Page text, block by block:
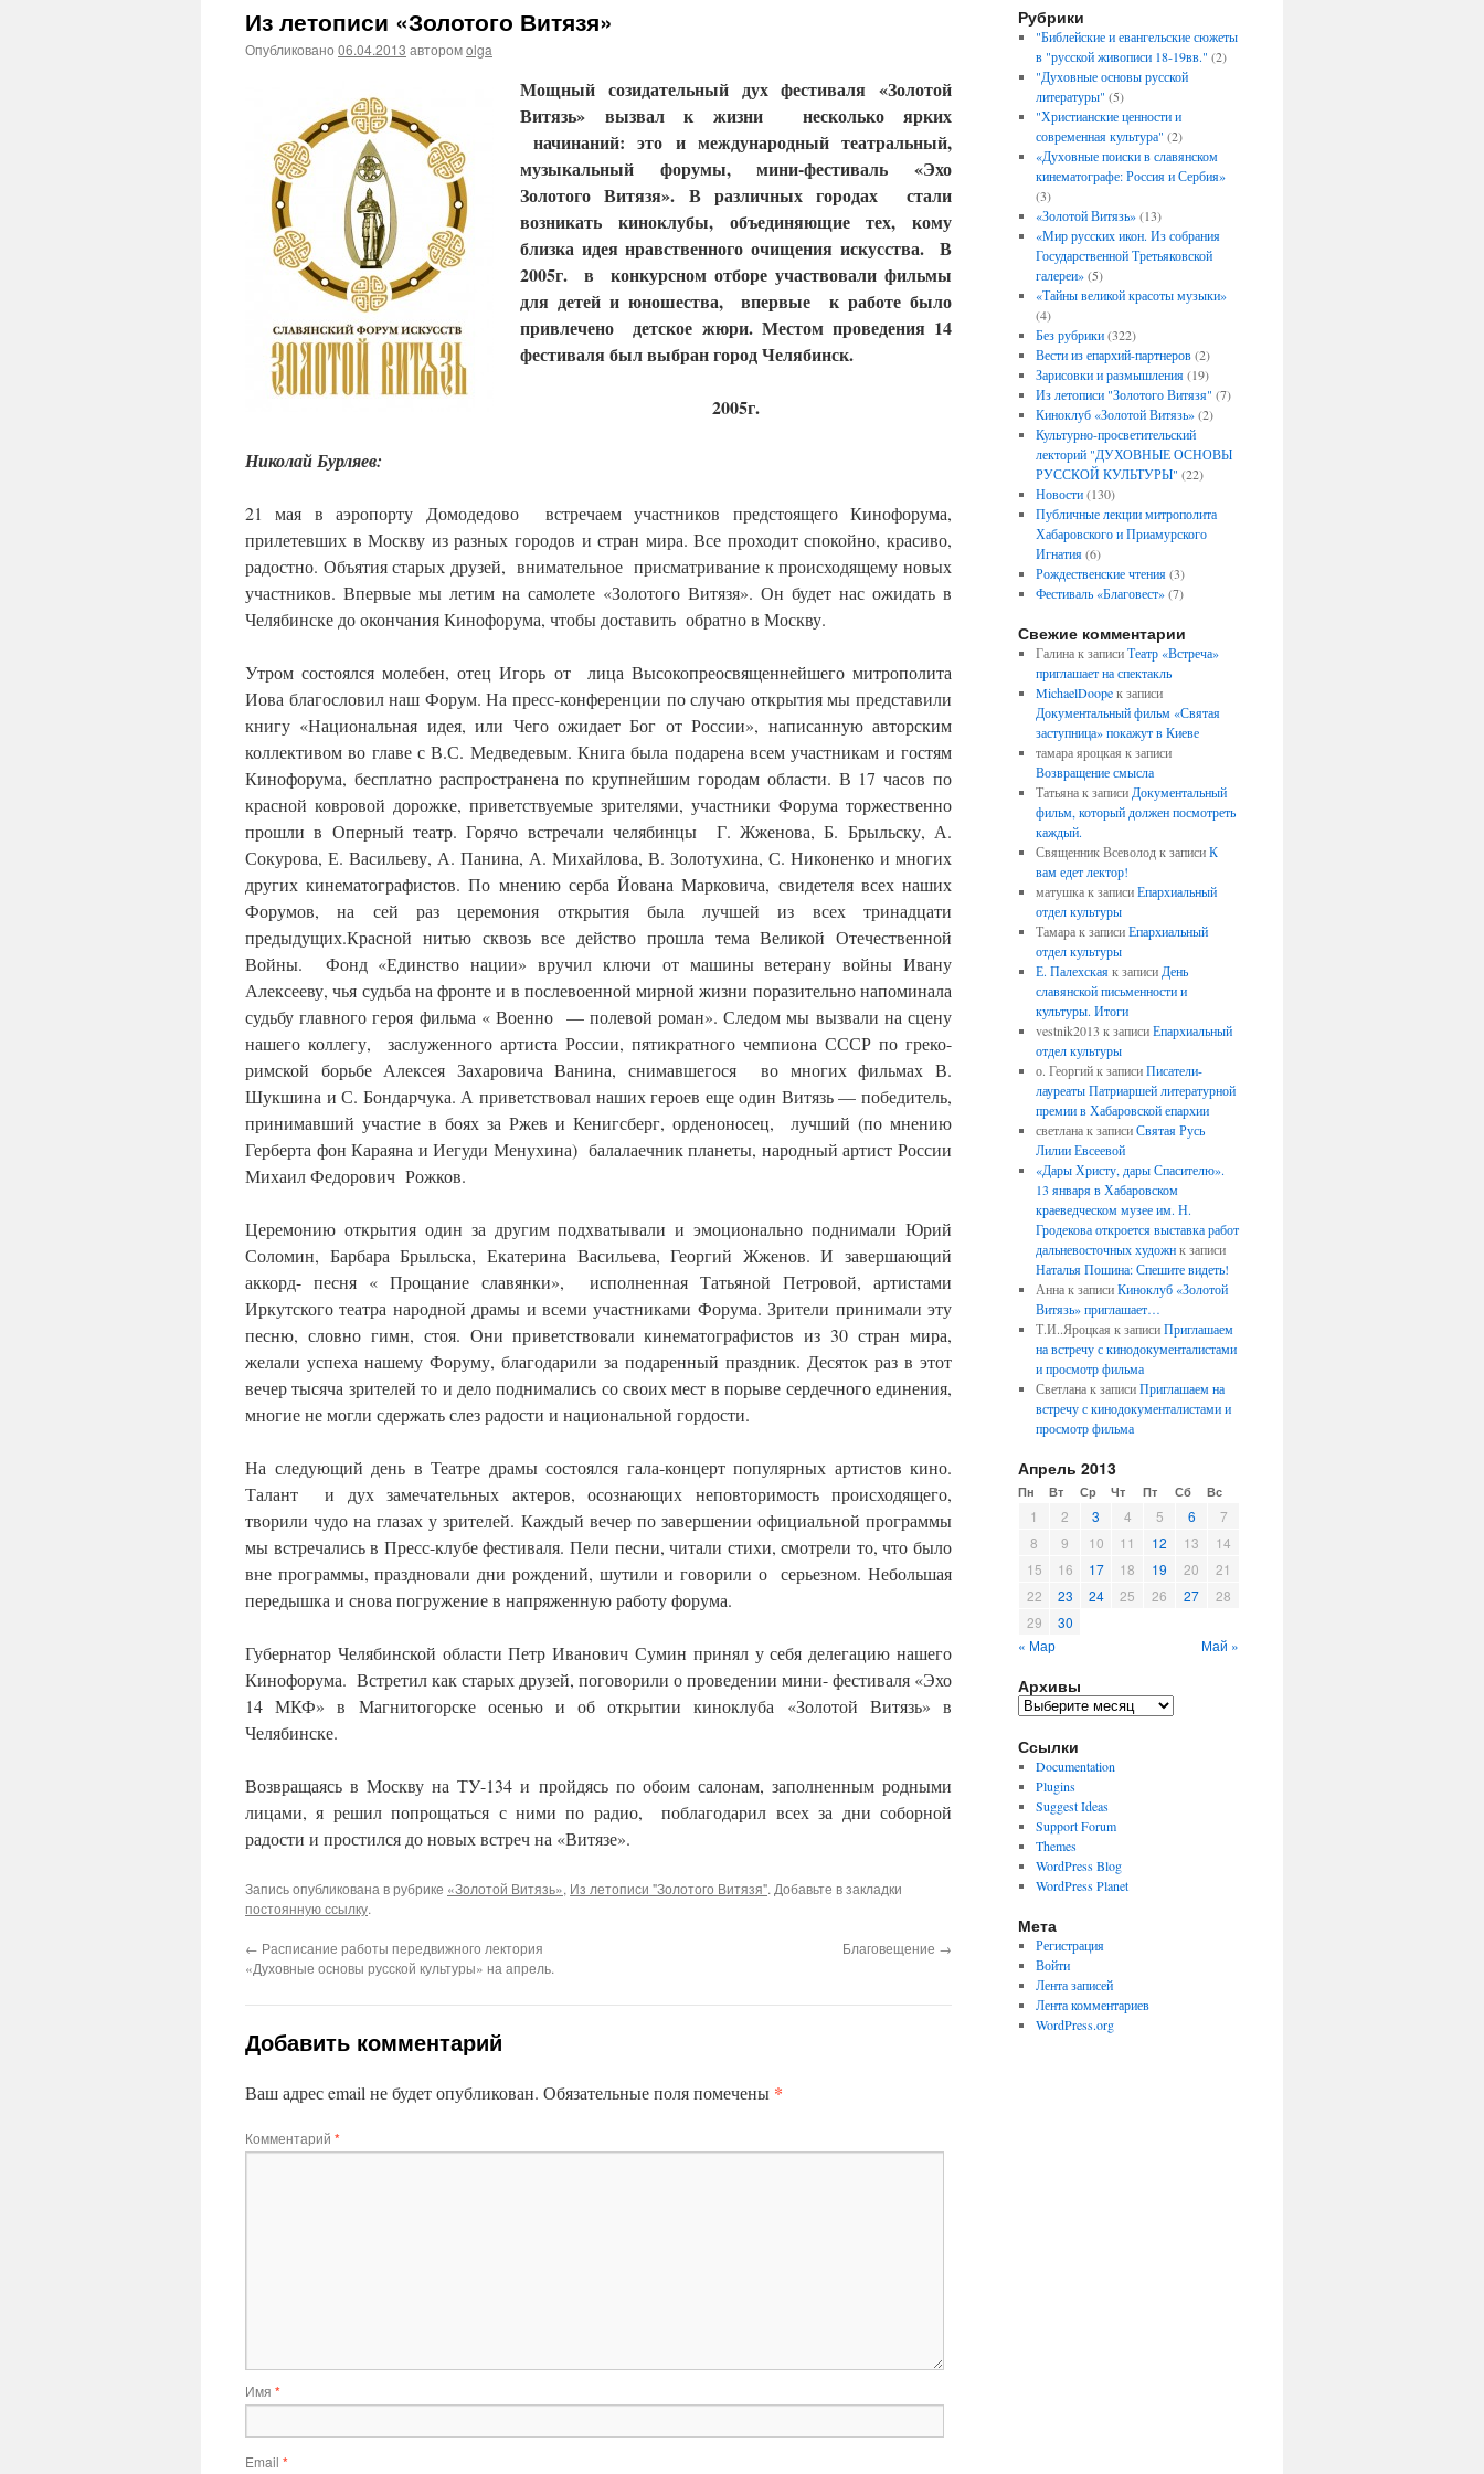
Из летописи «Золотого Витязя»
Опубликовано 06.04.2013 авторомolga
Мощный созидательный дух фестиваля «Золотой
Витязь» вызвал к жизни несколько ярких
начинаний: это и международный театральный,
музыкальный форумы, мини-фестиваль «Эхо
Золотого Витязя». В различных городах стали
возникать киноклубы, объединяющие тех, кому
близка идея нравственного очищения искусства. В
2005г. в конкурсном отборе участвовали фильмы
для детей и юношества, впервые к работе было
привлечено детское жюри. Местом проведения 14
фестиваля был выбран город Челябинск.
2005г.
Николай Бурляев:
21 мая в аэропорту Домодедово встречаем участников предстоящего Кинофорума,
прилетевших в Москву из разных городов и стран мира. Все проходит спокойно, красиво,
радостно. Объятия старых друзей, внимательное присматривание к происходящему новых
участников. Впервые мы летим на самолете «Золотого Витязя». Он будет нас ожидать в
Челябинске до окончания Кинофорума, чтобы доставить обратно в Москву.
Утром состоялся молебен, отец Игорь от лица Высокопреосвященнейшего митрополита
Иова благословил наш Форум. На пресс-конференции по случаю открытия мы представили
книгу «Национальная идея, или Чего ожидает Бог от России», написанную авторским
коллективом во главе с В.С. Медведевым. Книга была подарена всем участникам и гостям
Кинофорума, бесплатно распространена по крупнейшим городам области. В 17 часов по
красной ковровой дорожке, приветствуемые зрителями, участники Форума торжественно
прошли в Оперный театр. Горячо встречали челябинцы Г. Жженова, Б. Брыльску, А.
Сокурова, Е. Васильеву, А. Панина, А. Михайлова, В. Золотухина, С. Никоненко и многих
других кинематографистов. По мнению серба Йована Марковича, свидетеля всех наших
Форумов, на сей раз церемония открытия была лучшей из всех тринадцати
предыдущих.Красной нитью сквозь все действо прошла тема Великой Отечественной
Войны. Фонд «Единство нации» вручил ключи от машины ветерану войны Ивану
Алексееву, чья судьба на фронте и в послевоенной мирной жизни поразительно напоминала
судьбу главного героя фильма « Военно — полевой роман». Следом мы вызвали на сцену
нашего коллегу, заслуженного артиста России, пятикратного чемпиона СССР по греко-
римской борьбе Алексея Захаровича Ванина, снимавшегося во многих фильмах В.
Шукшина и С. Бондарчука. А приветствовал наших героев еще один Витязь — победитель,
принимавший участие в боях за Ржев и Кенигсберг, орденоносец, лучший (по мнению
Герберта фон Караяна и Иегуди Менухина) балалаечник планеты, народный артист России
Михаил Федорович Рожков.
Церемонию открытия один за другим подхватывали и эмоционально поднимали Юрий
Соломин, Барбара Брыльска, Екатерина Васильева, Георгий Жженов. И завершающий
аккорд- песня « Прощание славянки», исполненная Татьяной Петровой, артистами
Иркутского театра народной драмы и всеми участниками Форума. Зрители принимали эту
песню, словно гимн, стоя. Они приветствовали кинематографистов из 30 стран мира,
желали успеха нашему Форуму, благодарили за подаренный праздник. Десяток раз в этот
вечер тысяча зрителей то и дело поднимались со своих мест в порыве сердечного единения,
многие не могли сдержать слез радости и национальной гордости.
На следующий день в Театре драмы состоялся гала-концерт популярных артистов кино.
Талант и дух замечательных актеров, осознающих неповторимость происходящего,
творили чудо на глазах у зрителей. Каждый вечер по завершении официальной программы
мы встречались в Пресс-клубе фестиваля. Пели песни, читали стихи, смотрели то, что было
вне программы, праздновали дни рождений, шутили и говорили о серьезном. Небольшая
передышка и снова погружение в напряженную работу форума.
Губернатор Челябинской области Петр Иванович Сумин принял у себя делегацию нашего
Кинофорума. Встретил как старых друзей, поговорили о проведении мини- фестиваля «Эхо
14 МКФ» в Магнитогорске осенью и об открытии киноклуба «Золотой Витязь» в
Челябинске.
Возвращаясь в Москву на ТУ-134 и пройдясь по обоим салонам, заполненным родными
лицами, я решил попрощаться с ними по радио, поблагодарил всех за дни соборной
радости и простился до новых встреч на «Витязе».
Запись опубликована в рубрике «Золотой Витязь», Из летописи "Золотого Витязя". Добавьте в закладки
постоянную ссылку.
← Расписание работы передвижного лектория
«Духовные основы русской культуры» на апрель.
Благовещение →
Добавить комментарий
Ваш адрес email не будет опубликован. Обязательные поля помечены *
Комментарий *
Имя *
Email *
Рубрики
"Библейские и евангельские сюжеты
в "русской живописи 18-19вв." (2)
"Духовные основы русской
литературы" (5)
"Христианские ценности и
современная культура" (2)
«Духовные поиски в славянском
кинематографе: Россия и Сербия»
(3)
«Золотой Витязь»(13)
«Мир русских икон. Из собрания
Государственной Третьяковской
галереи»(5)
«Тайны великой красоты музыки»
(4)
Без рубрики(322)
Вести из епархий-партнеров(2)
Зарисовки и размышления(19)
Из летописи "Золотого Витязя" (7)
Киноклуб «Золотой Витязь»(2)
Культурно-просветительский
лекторий "ДУХОВНЫЕ ОСНОВЫ
РУССКОЙ КУЛЬТУРЫ" (22)
Новости(130)
Публичные лекции митрополита
Хабаровского и Приамурского
Игнатия(6)
Рождественские чтения(3)
Фестиваль «Благовест»(7)
Свежие комментарии
Галинак записиТеатр «Встреча»
приглашает на спектакль
MichaelDoopeк записи
Документальный фильм «Святая
заступница» покажут в Киеве
тамара яроцкая к записи
Возвращение смысла
Татьянак записи Документальный
фильм, который должен посмотреть
каждый.
Священник Всеволодк записиК
вам едет лектор!
матушкак записиЕпархиальный
отдел культуры
Тамарак записиЕпархиальный
отдел культуры
Е. Палехскаяк записи День
славянской письменности и
культуры. Итоги
vestnik2013 к записиЕпархиальный
отдел культуры
о. Георгийк записиПисатели-
лауреаты Патриаршей литературной
премии в Хабаровской епархии
светланак записиСвятая Русь
Лилии Евсеевой
«Дары Христу, дары Спасителю».
13 января в Хабаровском
краеведческом музее им. Н.
Гродекова откроется выставка работ
дальневосточных художнк записи
Наталья Пошина: Спешите видеть!
Аннак записиКиноклуб «Золотой
Витязь» приглашает…
Т.И..Яроцкая к записиПриглашаем
на встречу с кинодокументалистами
и просмотр фильма
Светланак записиПриглашаем на
встречу с кинодокументалистами и
просмотр фильма
Апрель 2013
Пн Вт Ср Чт Пт Сб Вс
1 2 3 4 5 6
7
8
9 10 11 12 13
14
15
16 17 18 19 20
21
22
23 24 25 26 27
28
29
30
« Мар
Май »
Архивы
Архивы
Ссылки
Documentation
Plugins
Suggest Ideas
Support Forum
Themes
WordPress Blog
WordPress Planet
Мета
Регистрация
Войти
Лента записей
Лента комментариев
WordPress.org